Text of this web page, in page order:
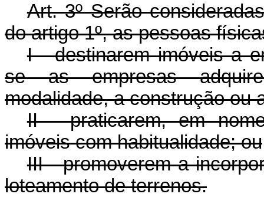
Art. 3º Serão
do artigo 1º, as pessoas
I - destinarem imóveis a
se as empresas
modalidade, a construção ou
II - praticarem, em
imóveis com habitualidade; ou
III - promoverem a
loteamento de terrenos.